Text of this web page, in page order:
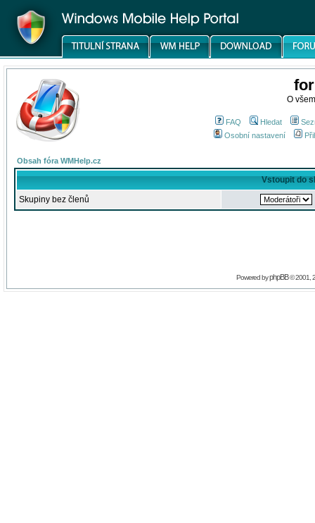
O
FAQ Hledat
Osobní nastavení
Obsah fóra WMHelp.cz
Vstoupit do
Skupiny bez členů
Powered byphpBB© 2001,